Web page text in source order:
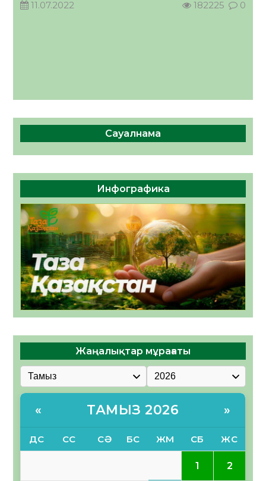
11.07.2022
182225 0
Сауалнама
Инфографика
Жаңалықтар мұрағаты
« ТАМЫЗ 2026 »
ДС СС СӘ БС ЖМ СБ ЖС
1 2